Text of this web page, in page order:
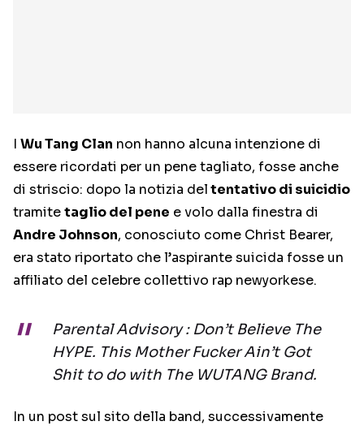
I Wu Tang Clan non hanno alcuna intenzione di
essere ricordati per un pene tagliato, fosse anche
di striscio: dopo la notizia deltentativo di suicidio
tramitetaglio del pene e volo dalla finestra di
Andre Johnson, conosciuto come Christ Bearer,
era stato riportato che l’aspirante suicida fosse un
affiliato del celebre collettivo rap newyorkese.
Parental Advisory : Don’t Believe The
HYPE. This Mother Fucker Ain’t Got
Shit to do with The WUTANG Brand.
In un post sul sito della band, successivamente